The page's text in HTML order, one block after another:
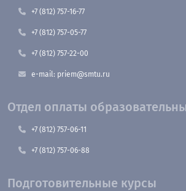
+7 (812) 757-16-77
+7 (812) 757-05-77
+7 (812) 757-22-00
e-mail: priem@smtu.ru
Отдел оплаты
+7 (812) 757-06-11
+7 (812) 757-06-88
Подготовительные курсы